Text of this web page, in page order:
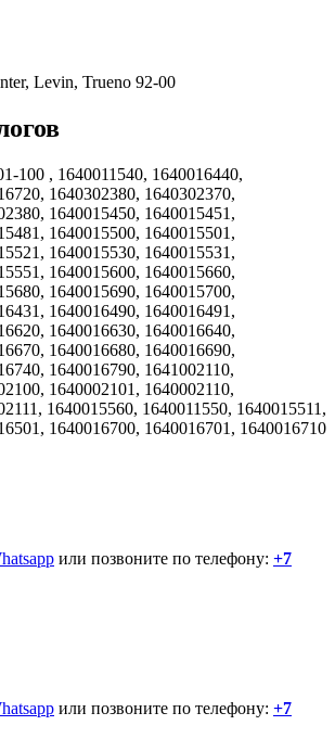
Levin, Trueno 92-00
100 , 1640011540, 1640016440,
1640302380, 1640302370,
1640015450, 1640015451,
1640015500, 1640015501,
1640015530, 1640015531,
1640015600, 1640015660,
1640015690, 1640015700,
1640016490, 1640016491,
1640016630, 1640016640,
1640016680, 1640016690,
1640016790, 1641002110,
1640002101, 1640002110,
1640015560, 1640011550, 1640015511,
1640016700, 1640016701, 1640016710
или позвоните по телефону: +7
или позвоните по телефону: +7